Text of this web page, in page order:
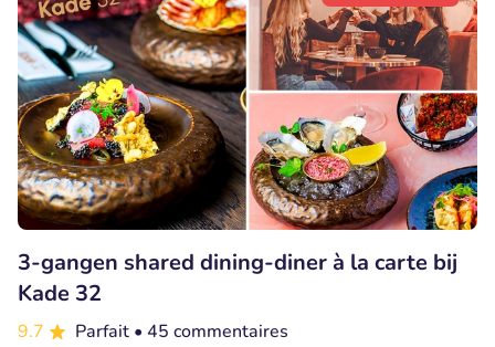
3-gangen shared dining-diner à la carte bij
Kade 32
9.7 Parfait • 45 commentaires